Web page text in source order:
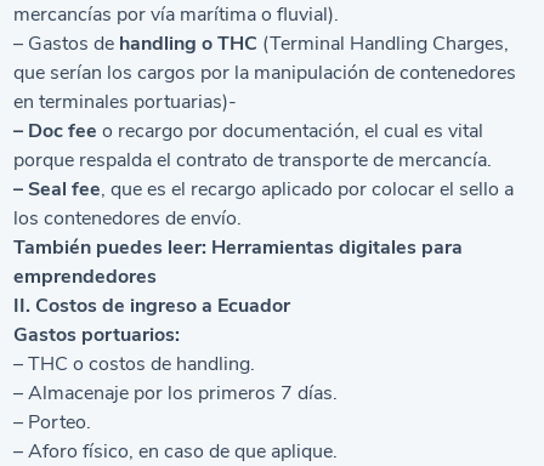
mercancías por vía marítima o fluvial).
– Gastos de handling o THC (Terminal Handling Charges,
que serían los cargos por la manipulación de contenedores
en terminales portuarias)-
– Doc fee o recargo por documentación, el cual es vital
porque respalda el contrato de transporte de mercancía.
– Seal fee, que es el recargo aplicado por colocar el sello a
los contenedores de envío.
También puedes leer: Herramientas digitales para
emprendedores
II. Costos de ingreso a Ecuador
Gastos portuarios:
– THC o costos de handling.
– Almacenaje por los primeros 7 días.
– Porteo.
– Aforo físico, en caso de que aplique.